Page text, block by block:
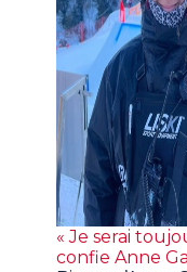
« Je serai
confie Anne